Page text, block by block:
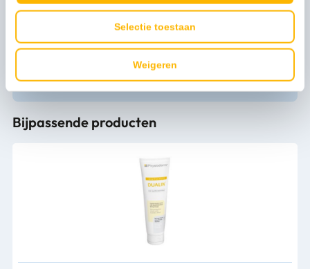
Selectie toestaan
Weigeren
Persoonlijk advies nodig?
Stel een vraag
Bijpassende producten